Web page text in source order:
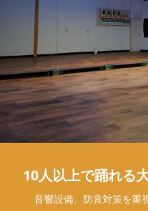
10人以上で踊れる
音響設備、防音対策を重